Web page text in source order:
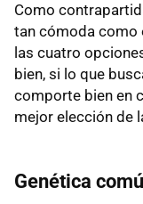
Como
tan cómoda como
las cuatro
bien, si lo que
comporte bien en
mejor elección de
Genética